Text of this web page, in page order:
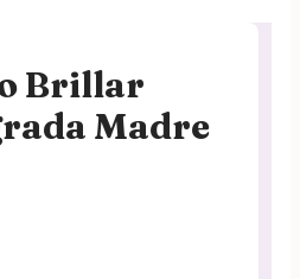
Brillar
Madre